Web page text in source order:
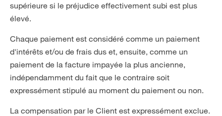
supérieure si le préjudice effectivement subi est plus
élevé.
Chaque paiement est considéré comme un paiement
d'intérêts et/ou de frais dus et, ensuite, comme un
paiement de la facture impayée la plus ancienne,
indépendamment du fait que le contraire soit
expressément stipulé au moment du paiement ou non.
La compensation par le Client est expressément exclue.